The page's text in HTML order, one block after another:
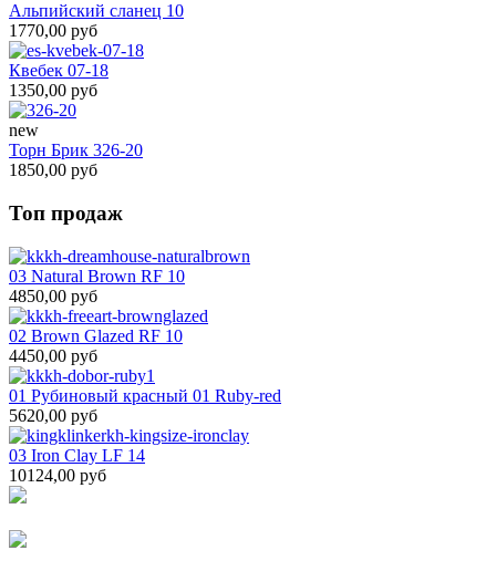
Альпийский сланец 10
1770,00 руб
Квебек 07-18
1350,00 руб
new
Торн Брик 326-20
1850,00 руб
Топ продаж
03 Natural Brown RF 10
4850,00 руб
02 Brown Glazed RF 10
4450,00 руб
01 Рубиновый красный 01 Ruby-red
5620,00 руб
03 Iron Clay LF 14
10124,00 руб